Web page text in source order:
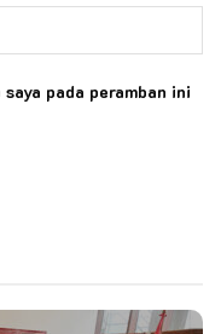
pada peramban ini